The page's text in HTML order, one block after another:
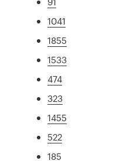
1041
1855
1533
474
323
1455
522
185